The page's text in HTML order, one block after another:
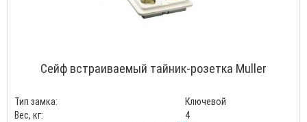
Сейф встраиваемый тайник-розетка Muller
Тип замка:
Ключевой
Вес, кг:
4